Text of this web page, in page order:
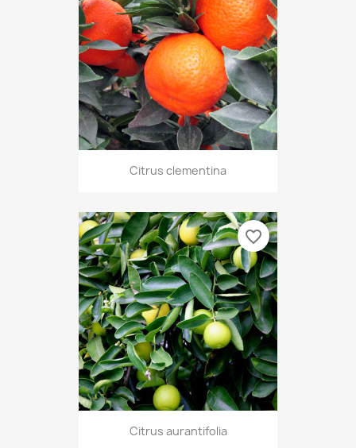
Citrus clementina
Citrus aurantifolia
favorite_border